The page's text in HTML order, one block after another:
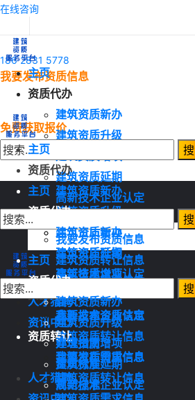
在线咨询
186 2831 5778
我要发布资质信息
免费获取报价
主页
资质代办
建筑资质新办
建筑资质升级
建筑资质延期
高新技术企业认定
我要发布资质信息
建筑资质转让信息
建筑资质需求信息
人才猎聘
资讯中心
办理指南
资质标准
规范标准
主页
资质代办
建筑资质新办
建筑资质升级
建筑资质增项
建筑资质延期
高新技术企业认定
资质转让
我要发布资质信息
建筑资质转让信息
建筑资质需求信息
人才猎聘
主页
资质代办
建筑资质新办
建筑资质升级
建筑资质增项
建筑资质延期
高新技术企业认定
资质转让
我要发布资质信息
建筑资质转让信息
主页
资质代办
建筑资质新办
建筑资质升级
建筑资质增项
建筑资质延期
高新技术企业认定